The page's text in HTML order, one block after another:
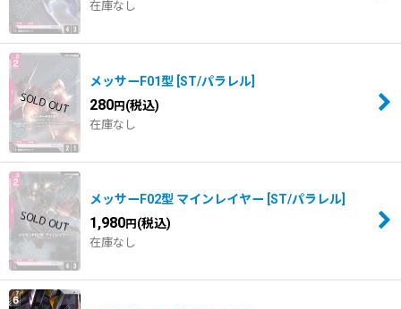
在庫なし
メッサーF01型 ST/パラレル
280円 (税込)
在庫なし
メッサーF02型 マインレイヤー ST/パラレル
1,980円 (税込)
在庫なし